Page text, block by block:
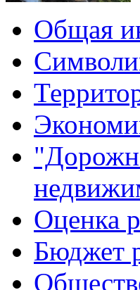
Общая
Оценка
Бюджет